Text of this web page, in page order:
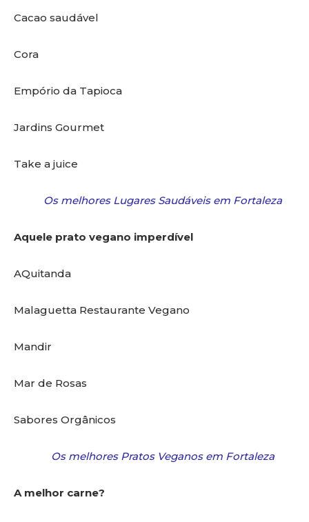
Cacao saudável
Cora
Empório da Tapioca
Jardins Gourmet
Take a juice
Os melhores Lugares Saudáveis em Fortaleza
Aquele prato vegano imperdível
AQuitanda
Malaguetta Restaurante Vegano
Mandir
Mar de Rosas
Sabores Orgânicos
Os melhores Pratos Veganos em Fortaleza
A melhor carne?